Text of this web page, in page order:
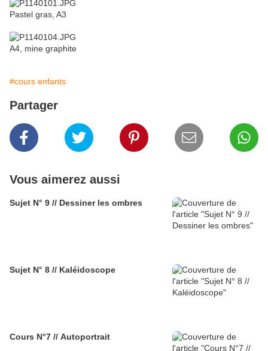
Pastel gras, A3
A4, mine graphite
#cours enfants
Partager
Vous aimerez aussi
Sujet N° 9 // Dessiner les ombres
Sujet N° 8 // Kaléidoscope
Cours N°7 // Autoportrait